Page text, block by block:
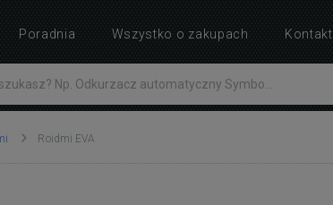
Roidmi EVA
Poradnia Wszystko o zakupach Kontakt